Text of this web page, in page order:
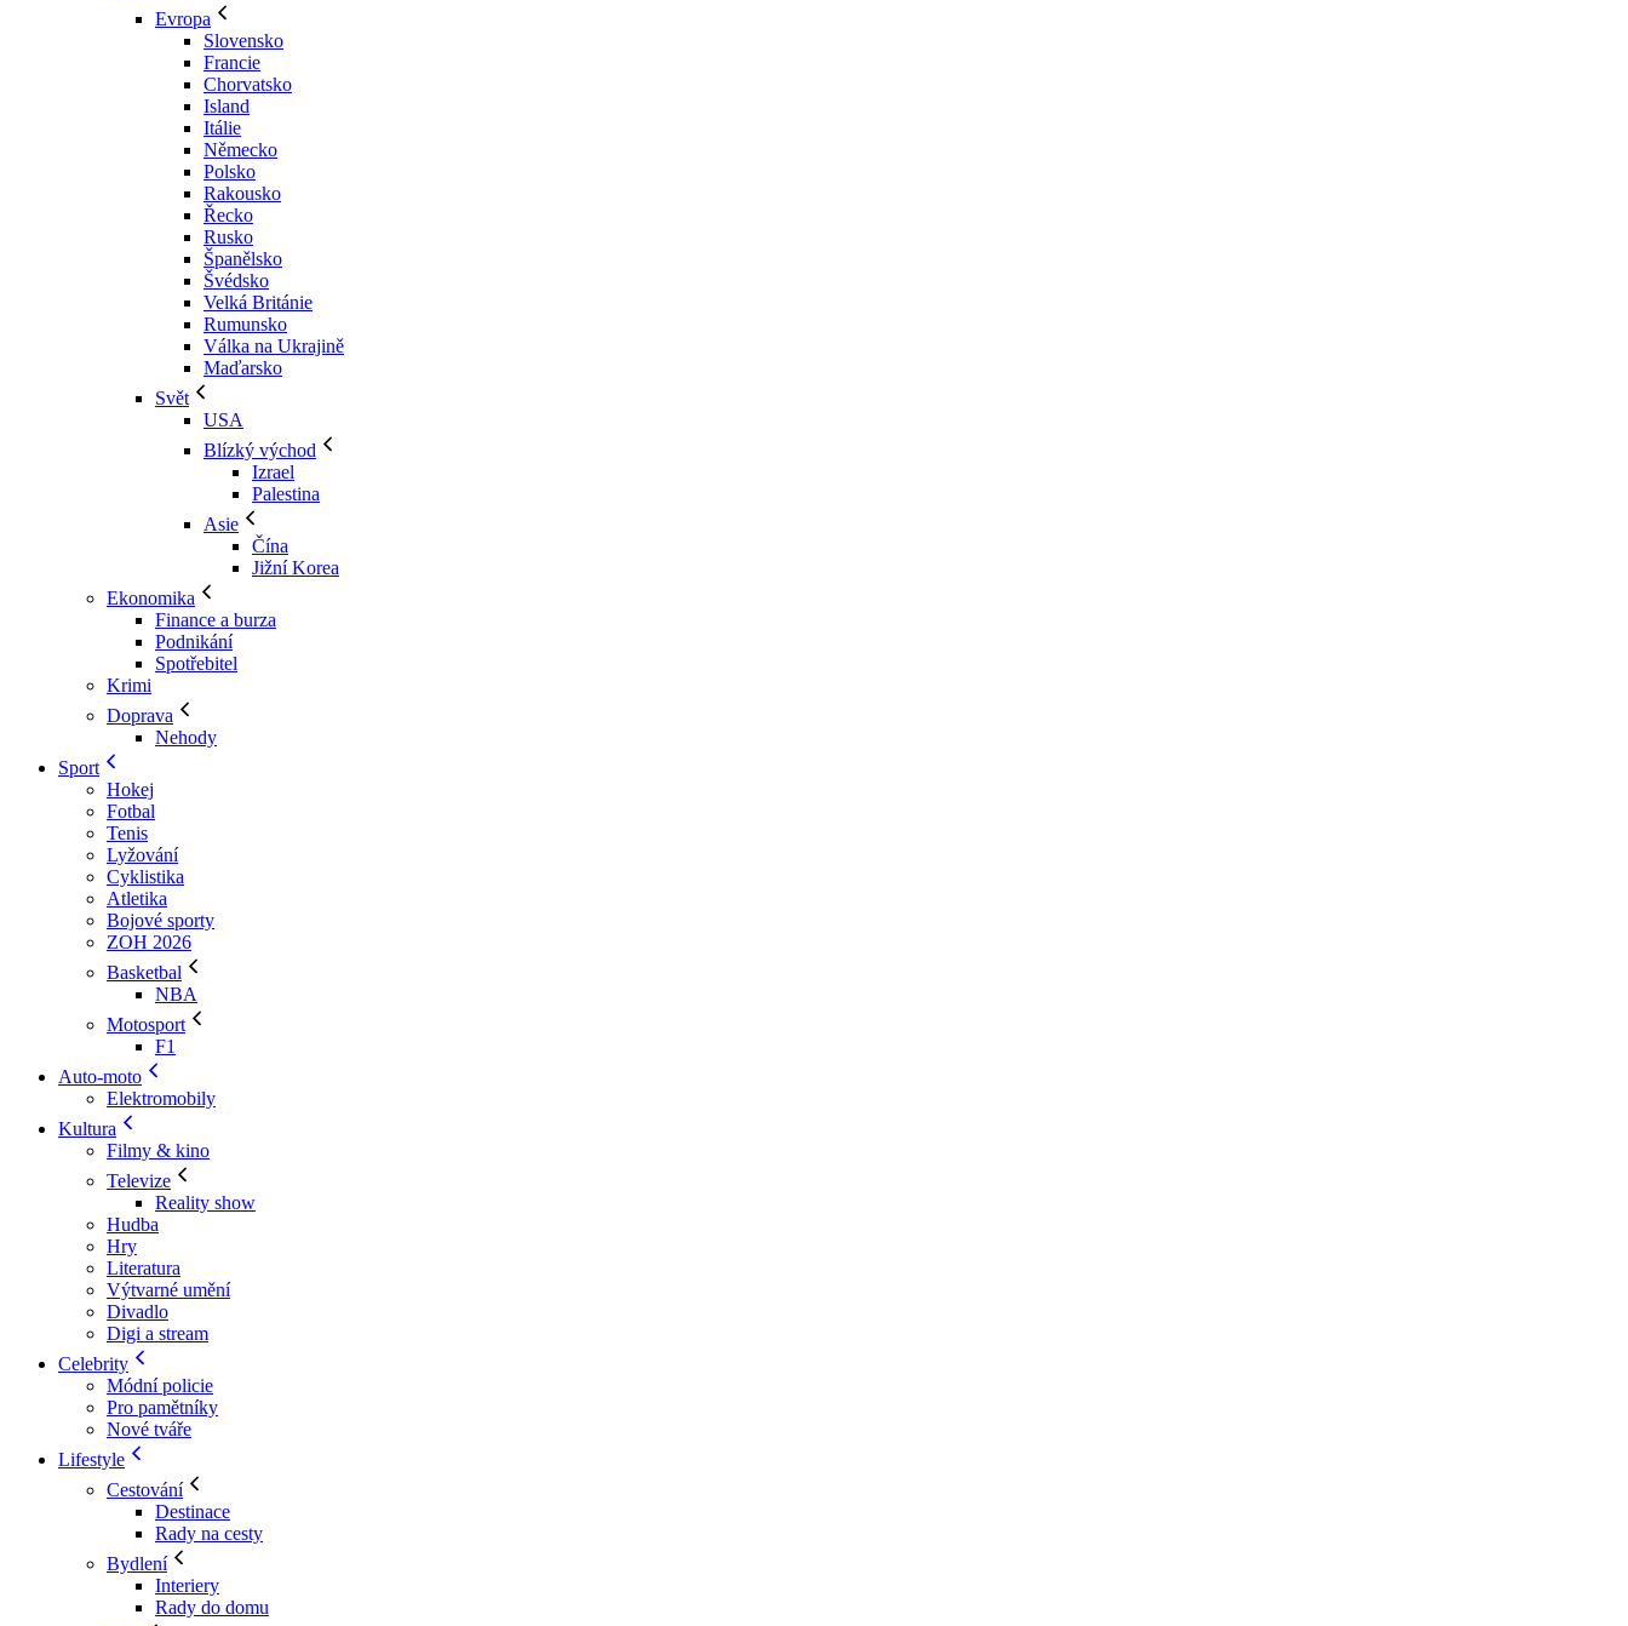
Evropa
Slovensko
Francie
Chorvatsko
Island
Itálie
Německo
Polsko
Rakousko
Řecko
Rusko
Španělsko
Švédsko
Velká Británie
Rumunsko
Válka na Ukrajině
Maďarsko
Svět
USA
Blízký východ
Izrael
Palestina
Asie
Čína
Jižní Korea
Ekonomika
Finance a burza
Podnikání
Spotřebitel
Krimi
Doprava
Nehody
Sport
Hokej
Fotbal
Tenis
Lyžování
Cyklistika
Atletika
Bojové sporty
ZOH 2026
Basketbal
NBA
Motosport
F1
Auto-moto
Elektromobily
Kultura
Filmy & kino
Televize
Reality show
Hudba
Hry
Literatura
Výtvarné umění
Divadlo
Digi a stream
Celebrity
Módní policie
Pro pamětníky
Nové tváře
Lifestyle
Cestování
Destinace
Rady na cesty
Bydlení
Interiery
Rady do domu